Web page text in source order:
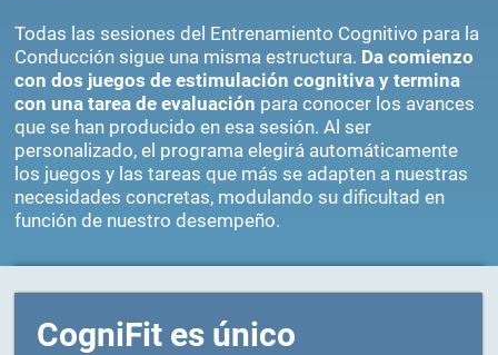
Todas las sesiones del Entrenamiento Cognitivo para la
Conducción sigue una misma estructura. Da comienzo
con dos juegos de estimulación cognitiva y termina
con una tarea de evaluación para conocer los avances
que se han producido en esa sesión. Al ser
personalizado, el programa elegirá automáticamente
los juegos y las tareas que más se adapten a nuestras
necesidades concretas, modulando su dificultad en
función de nuestro desempeño.
CogniFit es único